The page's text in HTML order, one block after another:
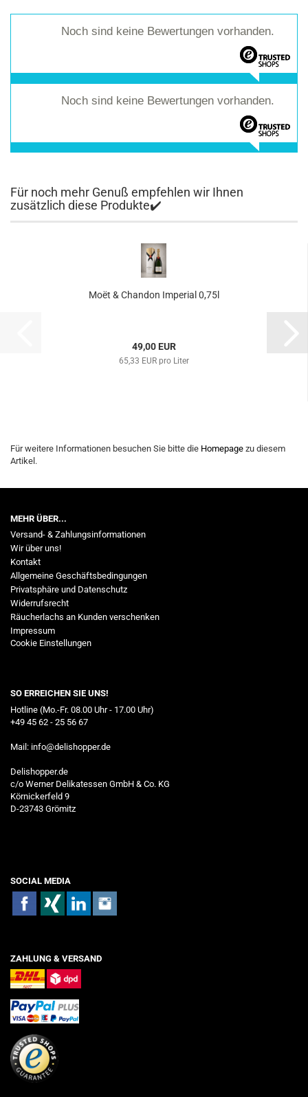
Noch sind keine Bewertungen vorhanden.
Noch sind keine Bewertungen vorhanden.
Für noch mehr Genuß empfehlen wir Ihnen
zusätzlich diese Produkte✔️
Moët & Chandon Imperial 0,75l
49,00 EUR
65,33 EUR pro Liter
Für weitere Informationen besuchen Sie bitte die Homepage zu diesem
Artikel.
MEHR ÜBER...
Versand- & Zahlungsinformationen
Wir über uns!
Kontakt
Allgemeine Geschäftsbedingungen
Privatsphäre und Datenschutz
Widerrufsrecht
Räucherlachs an Kunden verschenken
Impressum
Cookie Einstellungen
SO ERREICHEN SIE UNS!
Hotline (Mo.-Fr. 08.00 Uhr - 17.00 Uhr)
+49 45 62 - 25 56 67
Mail: info@delishopper.de
Delishopper.de
c/o Werner Delikatessen GmbH & Co. KG
Körnickerfeld 9
D-23743 Grömitz
SOCIAL MEDIA
ZAHLUNG & VERSAND